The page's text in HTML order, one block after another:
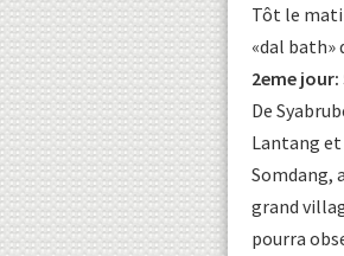
Tôt le
«dal bath»
2eme
De
Lantang et
Somdang,
grand
pourra